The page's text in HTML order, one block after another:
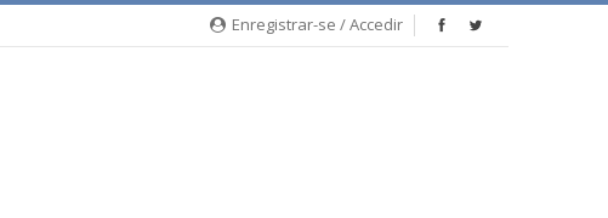
Enregistrar-se / Accedir